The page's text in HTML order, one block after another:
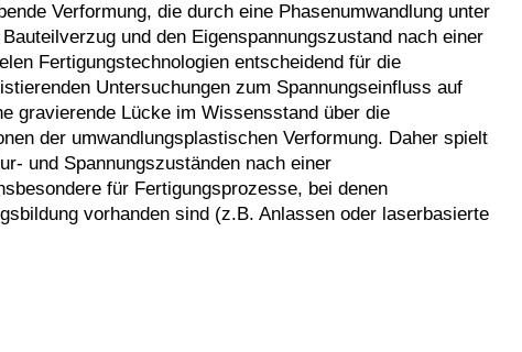
Verformung, die durch eine Phasenumwandlung unter
und den Eigenspannungszustand nach einer
Fertigungstechnologien entscheidend für die
Untersuchungen zum Spannungseinfluss auf
gravierende Lücke im Wissensstand über die
der umwandlungsplastischen Verformung. Daher spielt
und Spannungszuständen nach einer
für Fertigungsprozesse, bei denen
vorhanden sind (z.B. Anlassen oder laserbasierte